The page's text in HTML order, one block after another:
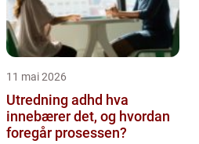
11 mai 2026
Utredning adhd hva
innebærer det, og hvordan
foregår prosessen?